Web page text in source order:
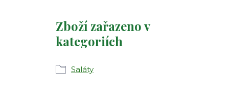
Zboží zařazeno v
kategoriích
Saláty